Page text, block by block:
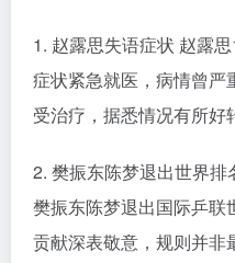
1. 赵露思失语症状 赵露
症状紧急就医，病情曾严
受治疗，据悉情况有所好
2. 樊振东陈梦退出世界
樊振东陈梦退出国际乒联
贡献深表敬意，规则并非